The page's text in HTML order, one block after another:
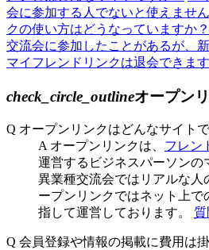
会に参加する人でないと使えませ
クの使い方はどうなっていますか？
交流会に参加したことがあるが、
マイフレンドリンクは退会できま
check_circle_outlineオープン
Q オープンリンクはどんなサイト
A オープンリンクは、 フレン
運営するビジネスパーソンの
異業種交流会ではリアルな人
ープンリンクではネット上で
指して運営しております。
Q 会員登録や情報の掲載に費用は